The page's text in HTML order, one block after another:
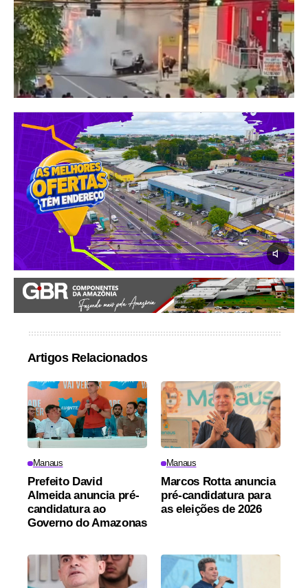
Artigos Relacionados
Manaus
Prefeito David
Almeida anuncia pré-
candidatura ao
Governo do Amazonas
Manaus
Marcos Rotta anuncia
pré-candidatura para
as eleições de 2026